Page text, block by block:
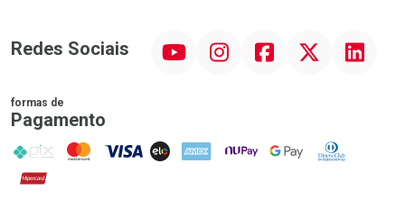
Redes Sociais InstagramFacebook Linkedin
formas de
Pagamento
PIX MasterCard
VISA ELO AMEX NuPay Google PayDiners Club
Hipercard